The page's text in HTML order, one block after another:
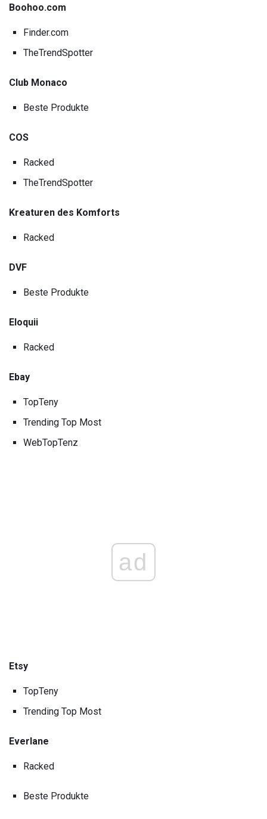
Boohoo.com
Finder.com
TheTrendSpotter
Club Monaco
Beste Produkte
COS
Racked
TheTrendSpotter
Kreaturen des Komforts
Racked
DVF
Beste Produkte
Eloquii
Racked
Ebay
TopTeny
Trending Top Most
WebTopTenz
ad
Etsy
TopTeny
Trending Top Most
Everlane
Racked
Beste Produkte